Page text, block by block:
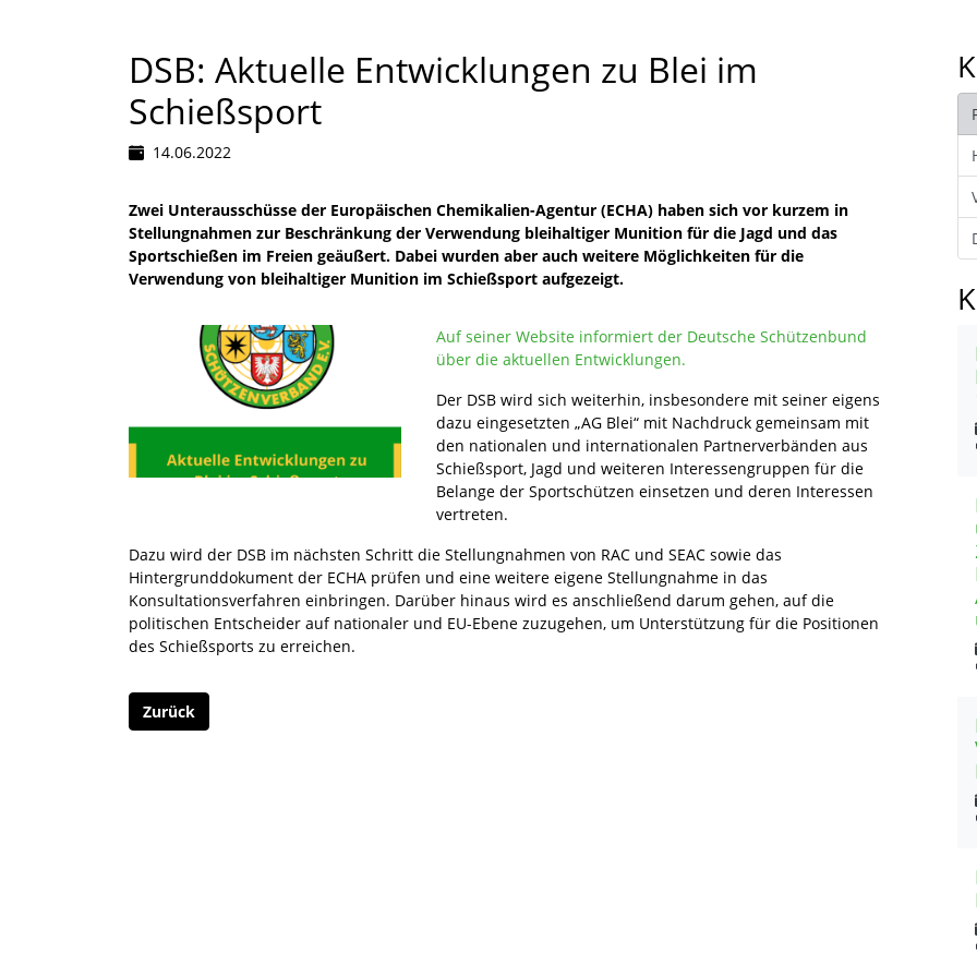
DSB: Aktuelle Entwicklungen zu Blei im
Schießsport
14.06.2022
Zwei Unterausschüsse der Europäischen Chemikalien-Agentur (ECHA) haben sich vor kurzem in
Stellungnahmen zur Beschränkung der Verwendung bleihaltiger Munition für die Jagd und das
Sportschießen im Freien geäußert. Dabei wurden aber auch weitere Möglichkeiten für die
Verwendung von bleihaltiger Munition im Schießsport aufgezeigt.
Auf seiner Website informiert der Deutsche Schützenbund
über die aktuellen Entwicklungen.
Der DSB wird sich weiterhin, insbesondere mit seiner eigens
dazu eingesetzten „AG Blei“ mit Nachdruck gemeinsam mit
den nationalen und internationalen Partnerverbänden aus
Schießsport, Jagd und weiteren Interessengruppen für die
Belange der Sportschützen einsetzen und deren Interessen
vertreten.
Dazu wird der DSB im nächsten Schritt die Stellungnahmen von RAC und SEAC sowie das
Hintergrunddokument der ECHA prüfen und eine weitere eigene Stellungnahme in das
Konsultationsverfahren einbringen. Darüber hinaus wird es anschließend darum gehen, auf die
politischen Entscheider auf nationaler und EU-Ebene zuzugehen, um Unterstützung für die Positionen
des Schießsports zu erreichen.
Zurück